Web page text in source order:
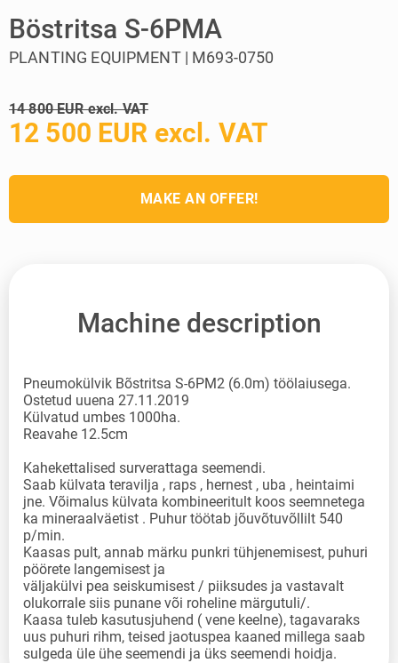
Böstritsa S-6PMA
PLANTING EQUIPMENT | M693-0750
14 800 EUR excl. VAT
12 500 EUR excl. VAT
MAKE AN OFFER!
Machine description
Pneumokülvik Bõstritsa S-6PM2 (6.0m) töölaiusega.
Ostetud uuena 27.11.2019
Külvatud umbes 1000ha.
Reavahe 12.5cm
Kahekettalised surverattaga seemendi.
Saab külvata teravilja , raps , hernest , uba , heintaimi
jne. Võimalus külvata kombineeritult koos seemnetega
ka mineraalväetist . Puhur töötab jõuvõtuvõllilt 540
p/min.
Kaasas pult, annab märku punkri tühjenemisest, puhuri
pöörete langemisest ja
väljakülvi pea seiskumisest / piiksudes ja vastavalt
olukorrale siis punane või roheline märgutuli/.
Kaasa tuleb kasutusjuhend ( vene keelne), tagavaraks
uus puhuri rihm, teised jaotuspea kaaned millega saab
sulgeda üle ühe seemendi ja üks seemendi hoidja.